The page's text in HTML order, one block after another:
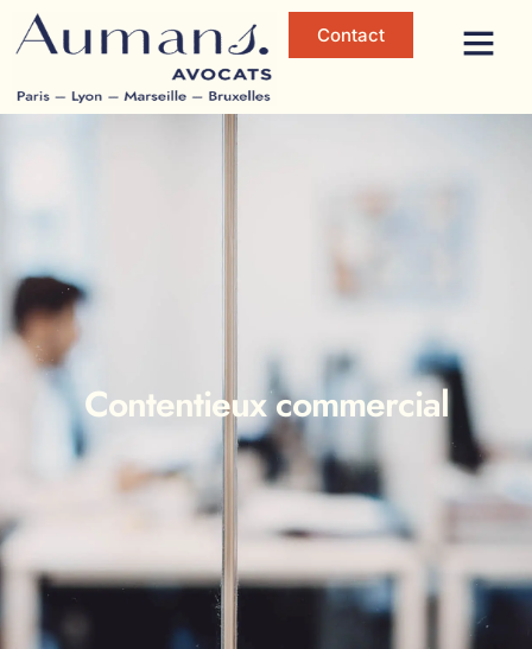
Contact
Contentieux commercial